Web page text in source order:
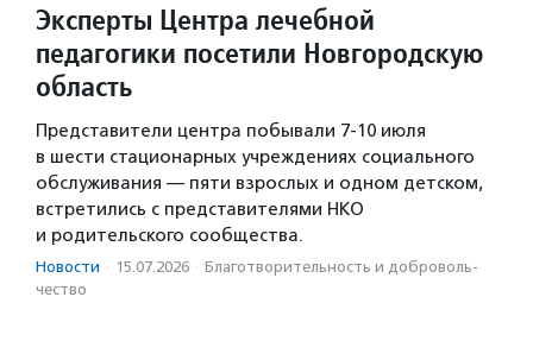
Эксперты Центра лечебной
педагогики посетили Новгородскую
область
Представители центра побывали 7-10 июля
в шести стационарных учреждениях социального
обслуживания — пяти взрослых и одном детском,
встретились с представителями НКО
и родительского сообщества.
Новости · 15.07.2026 · Благотвори­тель­ность и доброволь­
чест­во